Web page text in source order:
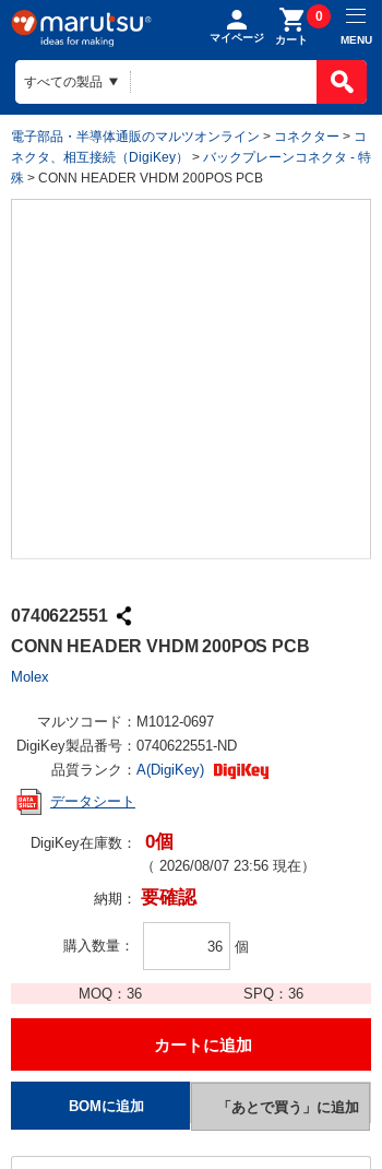
マイページ カート
0
MENU
電子部品・半導体通販のマルツオンライン > コネクター > コ
ネクタ、相互接続（DigiKey）
> バックプレーンコネクタ - 特
殊 > CONN HEADER VHDM 200POS PCB
0740622551
CONN HEADER VHDM 200POS PCB
Molex
マルツコード： M1012-0697
DigiKey製品番号： 0740622551-ND
品質ランク： A(DigiKey)
データシート
DigiKey在庫数： 0個
（ 2026/08/07 23:56 現在）
納期： 要確認
購入数量 個
MOQ： 36 SPQ：36